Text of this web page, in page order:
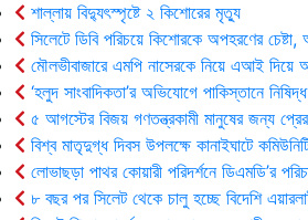
শাল্লায় বিদ্যুৎস্পৃষ্টে ২ কিশোরের মৃত্যু
সিলেটে ডিবি পরিচয়ে কিশোরকে অপহরণের
মৌলভীবাজারে এমপি নাসেরকে নিয়ে এআই
‘হলুদ সাংবাদিকতা’র অভিযোগে পাকিস্তানে
৫ আগস্টের বিজয় গণতন্ত্রকামী মানুষের জন্য
বিশ্ব মাতৃদুগ্ধ দিবস উপলক্ষে কানাইঘাটে
লোভাছড়া পাথর কোয়ারী পরিদর্শনে ডিএমডি’র
৮ বছর পর সিলেট থেকে চালু হচ্ছে বিদেশি